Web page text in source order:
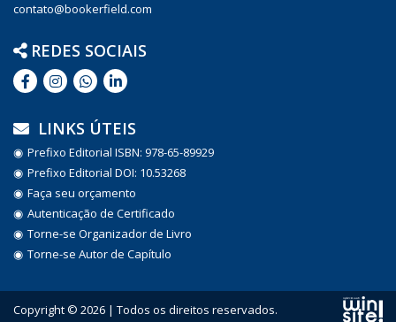
contato@bookerfield.com
REDES SOCIAIS
LINKS ÚTEIS
Prefixo Editorial ISBN: 978-65-89929
Prefixo Editorial DOI: 10.53268
Faça seu orçamento
Autenticação de Certificado
Torne-se Organizador de Livro
Torne-se Autor de Capítulo
Copyright © 2026 | Todos os direitos reservados.